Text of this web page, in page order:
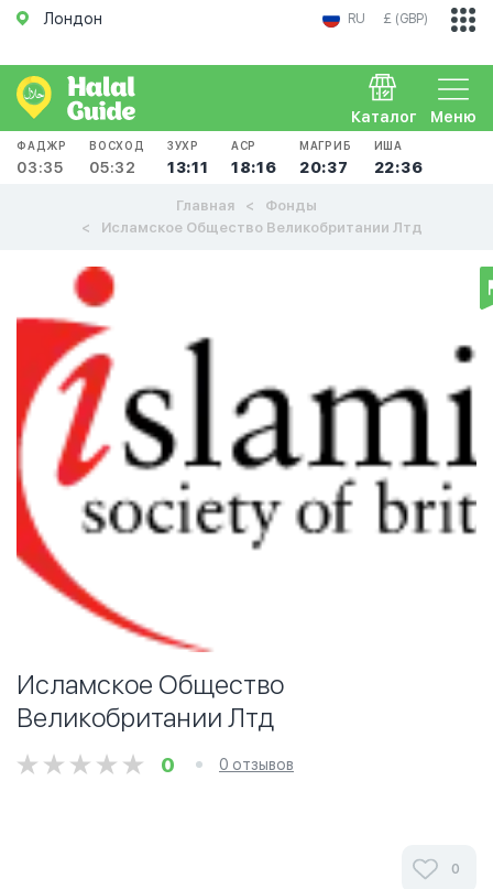
Лондон RU £ (GBP)
Меню
Каталог
ФАДЖР
03:35
ВОСХОД
05:32
ЗУХР
13:11
АСР
18:16
МАГРИБ
20:37
ИША
22:36
Главная
Фонды
Исламское Общество Великобритании Лтд
Исламское Общество
Великобритании Лтд
0 0 отзывов
0